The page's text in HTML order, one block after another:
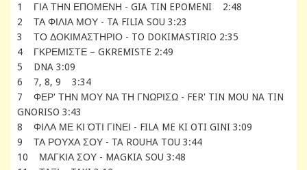
1 ΓΙΑ ΤΗΝ ΕΠΟΜΕΝΗ - GIA TIN EPOMENI 2:48
2 ΤΑ ΦΙΛΙΑ ΜΟΥ - TA FILIA SOU 3:23
3 ΤΟ ΔΟΚΙΜΑΣΤΗΡΙΟ - TO DOKIMASTIRIO 2:35
4 ΓΚΡΕΜΙΣΤΕ – GKREMISTE 2:49
5 DNA 3:09
6 7, 8, 9 3:34
7 ΦΕΡ' ΤΗΝ ΜΟΥ ΝΑ ΤΗ ΓΝΩΡΙΣΩ - FER' TIN MOU NA TIN
GNORISO 3:43
8 ΦΙΛΑ ΜΕ ΚΙ ΌΤΙ ΓΙΝΕΙ - FILA ME KI OTI GINI 3:09
9 ΤΑ ΡΟΥΧΑ ΣΟΥ - TA ROUHA TOU 3:44
10 ΜΑΓΚΙΑ ΣΟΥ - MAGKIA SOU 3:48